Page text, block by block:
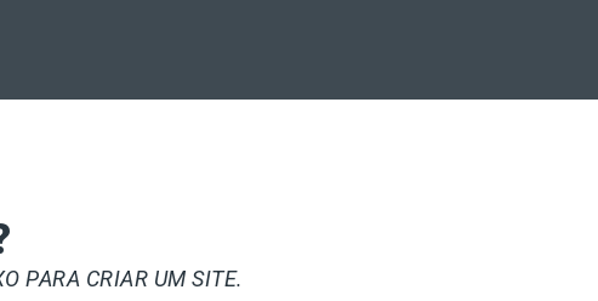
PARA CRIAR UM SITE.